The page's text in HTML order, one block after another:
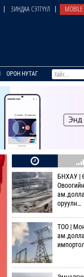
ЗИНДАА СЭТГҮҮЛ MOBILE
ОРОН НУТАГ
БНХАУ |
оруулн…
ТОО |